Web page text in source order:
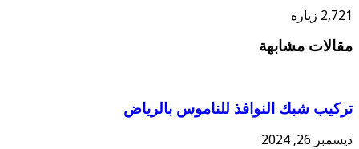
2,721 زيارة
مقالات مشابهة
تركيب شبك النوافذ للناموس بالرياض
ديسمبر 26, 2024